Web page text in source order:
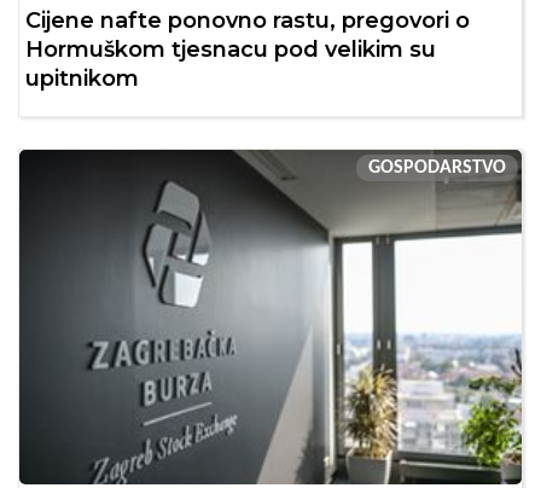
Cijene nafte ponovno rastu, pregovori o
Hormuškom tjesnacu pod velikim su
upitnikom
GOSPODARSTVO